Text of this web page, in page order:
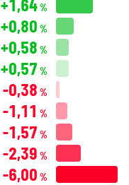
+1,64%
+0,80 %
+0,58 %
+0,57 %
-0,38 %
-1,11 %
-1,57 %
-2,39 %
-6,00 %